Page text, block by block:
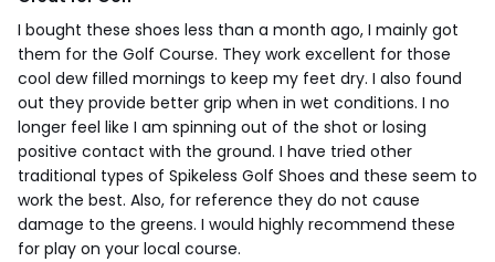
I bought these shoes less than a month ago, I mainly got
them for the Golf Course. They work excellent for those
cool dew filled mornings to keep my feet dry. I also found
out they provide better grip when in wet conditions. I no
longer feel like I am spinning out of the shot or losing
positive contact with the ground. I have tried other
traditional types of Spikeless Golf Shoes and these seem to
work the best. Also, for reference they do not cause
damage to the greens. I would highly recommend these
for play on your local course.